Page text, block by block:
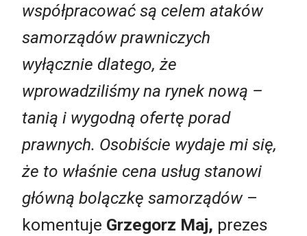
współpracować są celem ataków
samorządów prawniczych
wyłącznie dlatego, że
wprowadziliśmy na rynek nową –
tanią i wygodną ofertę porad
prawnych. Osobiście wydaje mi się,
że to właśnie cena usług stanowi
główną bolączkę samorządów–
komentuje Grzegorz Maj, prezes